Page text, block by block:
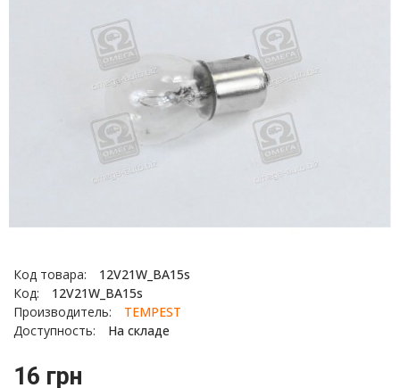
Код товара:
12V21W_BA15s
Код:
12V21W_BA15s
Производитель:
TEMPEST
Доступность:
На складе
16 грн